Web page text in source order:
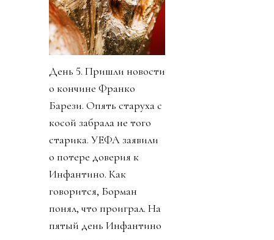
День 5. Пришли новости
о кончине Франко
Барези. Опять старуха с
косой забрала не того
старика. УЕФА заявили
о потере доверия к
Инфантино. Как
говорится, Борман
понял, что проиграл. На
пятый день Инфантино